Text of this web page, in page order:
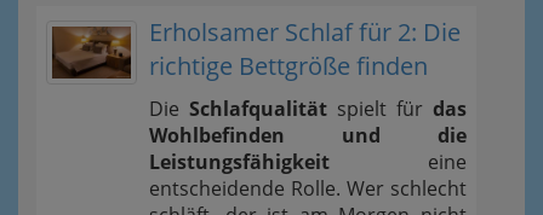
Erholsamer Schlaf für 2: Die
richtige Bettgröße finden
Die Schlafqualität spielt für das
Wohlbefinden und die
Leistungsfähigkeit eine
entscheidende Rolle. Wer schlecht